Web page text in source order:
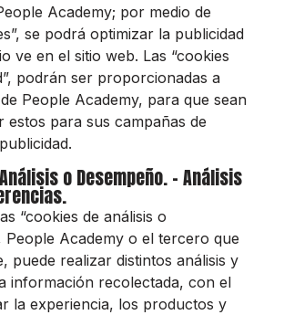
Academy; por medio de
se podrá optimizar la publicidad
ve en el sitio web. Las “cookies
podrán ser proporcionadas a
People Academy, para que sean
estos para sus campañas de
o Desempeño. - Análisis
“cookies de análisis o
People Academy o el tercero que
puede realizar distintos análisis y
información recolectada, con el
la experiencia, los productos y